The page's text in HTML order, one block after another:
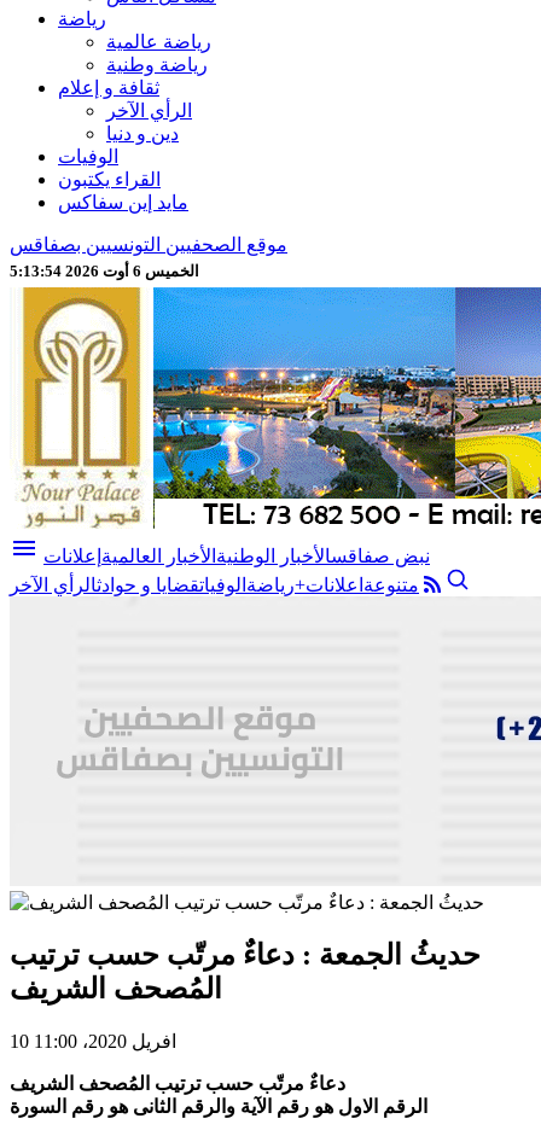
رياضة
رياضة عالمية
رياضة وطنية
ثقافة و إعلام
الرأي الآخر
دين و دنيا
الوفيات
القراء يكتبون
مايد إين سفاكس
موقع الصحفيين التونسيين بصفاقس
الخميس 6 أوت 2026 5:13:56
menu نبض صفاقسالأخبار الوطنية الأخبار العالمية إعلانات
متنوعة اعلانات+رياضة الوفياتقضايا و حوادثالرأي الآخر
حديثُ الجمعة : دعاءٌ مرتّب حسب ترتيب
المُصحف الشريف
10 افريل 2020، 11:00
الرقم الاول هو رقم الآية والرقم الثانى هو رقم السورة